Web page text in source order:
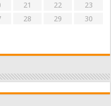
21 22
23
28 29
30